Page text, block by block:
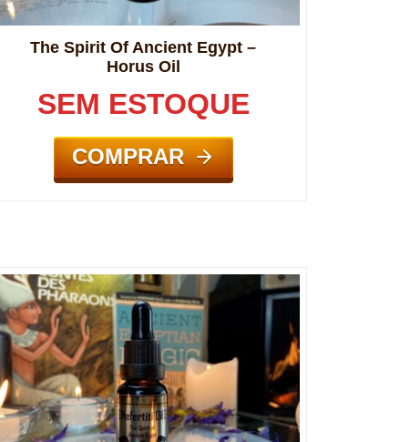
The Spirit Of Ancient Egypt –
Horus Oil
SEM ESTOQUE
COMPRAR